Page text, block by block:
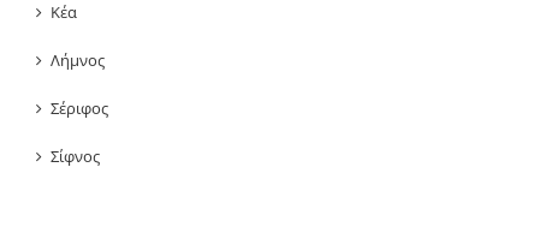
Κέα
Λήμνος
Σέριφος
Σίφνος